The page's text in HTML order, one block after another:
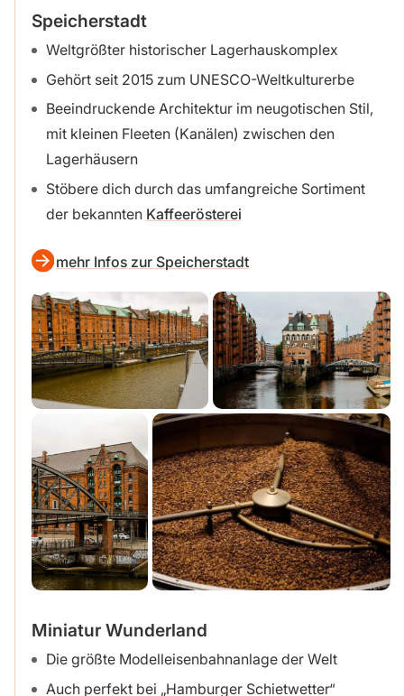
Speicherstadt
Weltgrößter historischer Lagerhauskomplex
Gehört seit 2015 zum UNESCO-Weltkulturerbe
Beeindruckende Architektur im neugotischen Stil,
mit kleinen Fleeten (Kanälen) zwischen den
Lagerhäusern
Stöbere dich durch das umfangreiche Sortiment
der bekannten Kaffeerösterei
mehr Infos zur Speicherstadt
Miniatur Wunderland
Die größte Modelleisenbahnanlage der Welt
Auch perfekt bei „Hamburger Schietwetter“